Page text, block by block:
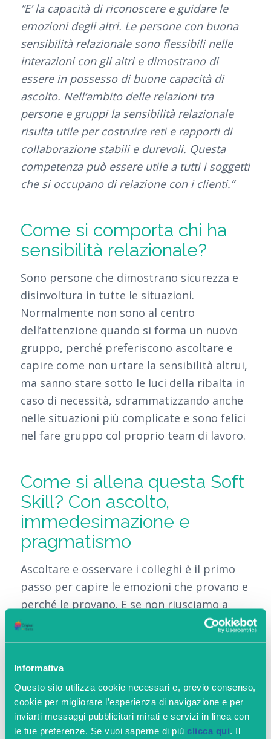
Informativa
Questo sito utilizza cookie necessari e, previo consenso,
cookie per migliorare l’esperienza di navigazione e per
inviarti messaggi pubblicitari mirati e servizi in linea con
le tue preferenze. Se vuoi saperne di più clicca qui . Il
“E’ la capacità di riconoscere e guidare le
emozioni degli altri. Le persone con buona
sensibilità relazionale sono flessibili nelle
interazioni con gli altri e dimostrano di
essere in possesso di buone capacità di
ascolto. Nell’ambito delle relazioni tra
persone e gruppi la sensibilità relazionale
risulta utile per costruire reti e rapporti di
collaborazione stabili e durevoli. Questa
competenza può essere utile a tutti i soggetti
che si occupano di relazione con i clienti.”
Come si comporta chi ha
sensibilità relazionale?
Sono persone che dimostrano sicurezza e
disinvoltura in tutte le situazioni.
Normalmente non sono al centro
dell’attenzione quando si forma un nuovo
gruppo, perché preferiscono ascoltare e
capire come non urtare la sensibilità altrui,
ma sanno stare sotto le luci della ribalta in
caso di necessità, sdrammatizzando anche
nelle situazioni più complicate e sono felici
nel fare gruppo col proprio team di lavoro.
Come si allena questa Soft
Skill? Con ascolto,
immedesimazione e
pragmatismo
Ascoltare e osservare i colleghi è il primo
passo per capire le emozioni che provano e
perché le provano. E se non riusciamo a
capire alcuni comportamenti e
atteggiamenti, proviamo con
posto dell’altra persona, nel suo ruolo, con
le sue mansioni, responsabilità e
incertezze. Quindi pensiamo molto
concretamente a quali comportamenti e